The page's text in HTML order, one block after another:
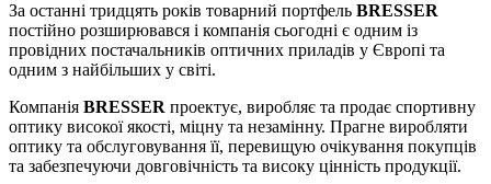
За останні тридцять років товарний портфель BRESSER
постійно розширювався і компанія сьогодні є одним із
провідних постачальників оптичних приладів у Європі та
одним з найбільших у світі.
Компанія BRESSER проектує, виробляє та продає спортивну
оптику високої якості, міцну та незамінну. Прагне виробляти
оптику та обслуговування її, перевищую очікування покупців
та забезпечуючи довговічність та високу цінність продукції.